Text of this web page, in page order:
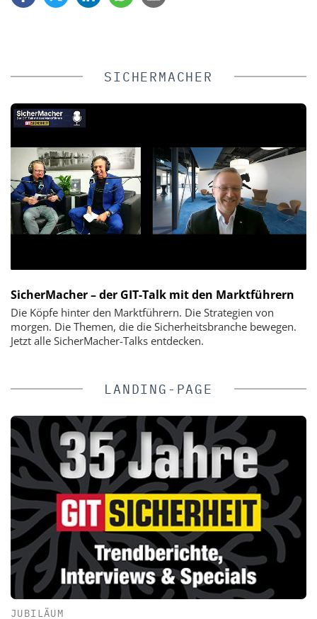
SICHERMACHER
SicherMacher – der GIT-Talk mit den Marktführern
Die Köpfe hinter den Marktführern. Die Strategien von
morgen. Die Themen, die die Sicherheitsbranche bewegen.
Jetzt alle SicherMacher-Talks entdecken.
LANDING-PAGE
JUBILÄUM